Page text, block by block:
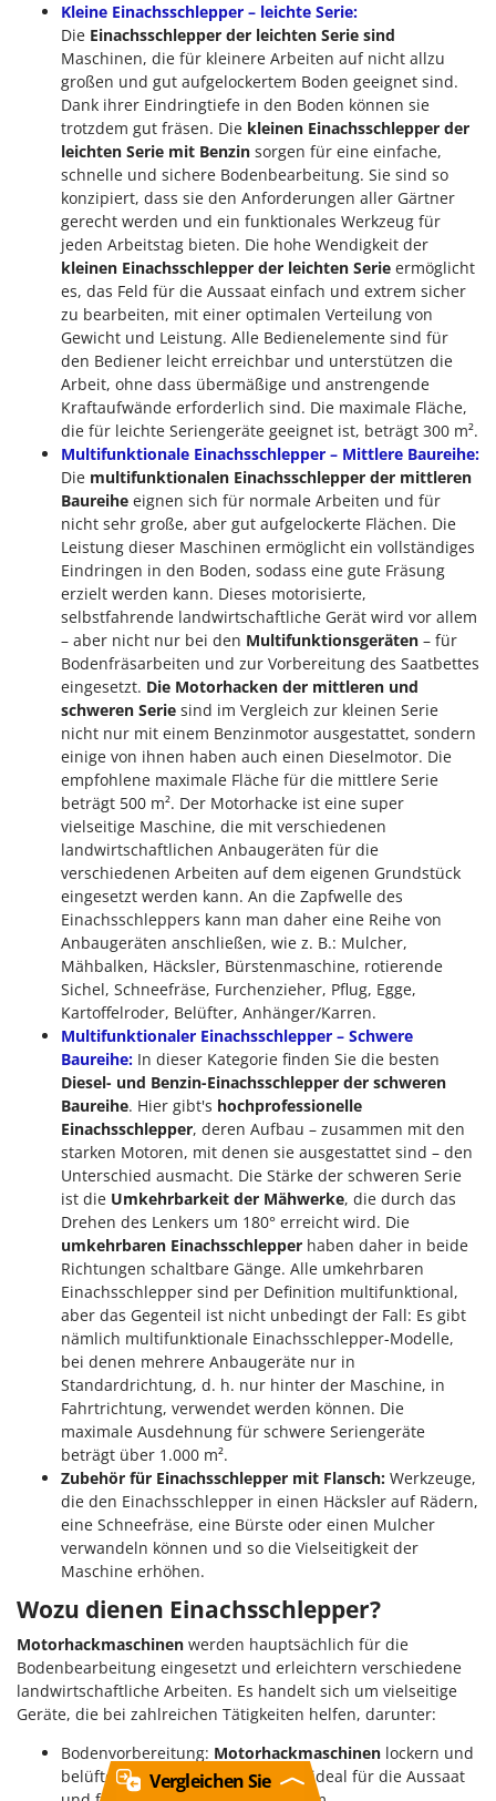
Kleine Einachsschlepper – leichte Serie:
Die Einachsschlepper der leichten Serie sind
Maschinen, die für kleinere Arbeiten auf nicht allzu
großen und gut aufgelockertem Boden geeignet sind.
Dank ihrer Eindringtiefe in den Boden können sie
trotzdem gut fräsen. Die kleinen Einachsschlepper der
leichten Serie mit Benzin sorgen für eine einfache,
schnelle und sichere Bodenbearbeitung. Sie sind so
konzipiert, dass sie den Anforderungen aller Gärtner
gerecht werden und ein funktionales Werkzeug für
jeden Arbeitstag bieten. Die hohe Wendigkeit der
kleinen Einachsschlepper der leichten Serie ermöglicht
es, das Feld für die Aussaat einfach und extrem sicher
zu bearbeiten, mit einer optimalen Verteilung von
Gewicht und Leistung. Alle Bedienelemente sind für
den Bediener leicht erreichbar und unterstützen die
Arbeit, ohne dass übermäßige und anstrengende
Kraftaufwände erforderlich sind. Die maximale Fläche,
die für leichte Seriengeräte geeignet ist, beträgt 300 m².
Multifunktionale Einachsschlepper – Mittlere Baureihe:
Die multifunktionalen Einachsschlepper der mittleren
Baureihe eignen sich für normale Arbeiten und für
nicht sehr große, aber gut aufgelockerte Flächen. Die
Leistung dieser Maschinen ermöglicht ein vollständiges
Eindringen in den Boden, sodass eine gute Fräsung
erzielt werden kann. Dieses motorisierte,
selbstfahrende landwirtschaftliche Gerät wird vor allem
– aber nicht nur bei den Multifunktionsgeräten – für
Bodenfräsarbeiten und zur Vorbereitung des Saatbettes
eingesetzt. Die Motorhacken der mittleren und
schweren Serie sind im Vergleich zur kleinen Serie
nicht nur mit einem Benzinmotor ausgestattet, sondern
einige von ihnen haben auch einen Dieselmotor. Die
empfohlene maximale Fläche für die mittlere Serie
beträgt 500 m². Der Motorhacke ist eine super
vielseitige Maschine, die mit verschiedenen
landwirtschaftlichen Anbaugeräten für die
verschiedenen Arbeiten auf dem eigenen Grundstück
eingesetzt werden kann. An die Zapfwelle des
Einachsschleppers kann man daher eine Reihe von
Anbaugeräten anschließen, wie z. B.: Mulcher,
Mähbalken, Häcksler, Bürstenmaschine, rotierende
Sichel, Schneefräse, Furchenzieher, Pflug, Egge,
Kartoffelroder, Belüfter, Anhänger/Karren.
Multifunktionaler Einachsschlepper – Schwere
Baureihe: In dieser Kategorie finden Sie die besten
Diesel- und Benzin-Einachsschlepper der schweren
Baureihe. Hier gibt's hochprofessionelle
Einachsschlepper, deren Aufbau – zusammen mit den
starken Motoren, mit denen sie ausgestattet sind – den
Unterschied ausmacht. Die Stärke der schweren Serie
ist die Umkehrbarkeit der Mähwerke, die durch das
Drehen des Lenkers um 180° erreicht wird. Die
umkehrbaren Einachsschlepper haben daher in beide
Richtungen schaltbare Gänge. Alle umkehrbaren
Einachsschlepper sind per Definition multifunktional,
aber das Gegenteil ist nicht unbedingt der Fall: Es gibt
nämlich multifunktionale Einachsschlepper-Modelle,
bei denen mehrere Anbaugeräte nur in
Standardrichtung, d. h. nur hinter der Maschine, in
Fahrtrichtung, verwendet werden können. Die
maximale Ausdehnung für schwere Seriengeräte
beträgt über 1.000 m².
Zubehör für Einachsschlepper mit Flansch: Werkzeuge,
die den Einachsschlepper in einen Häcksler auf Rädern,
eine Schneefräse, eine Bürste oder einen Mulcher
verwandeln können und so die Vielseitigkeit der
Maschine erhöhen.
Wozu dienen Einachsschlepper?
Motorhackmaschinen werden hauptsächlich für die
Bodenbearbeitung eingesetzt und erleichtern verschiedene
landwirtschaftliche Arbeiten. Es handelt sich um vielseitige
Geräte, die bei zahlreichen Tätigkeiten helfen, darunter:
Bodenvorbereitung: Motorhackmaschinen lockern und
belüften den Boden, machen ihn ideal für die Aussaat
Vergleichen Sie